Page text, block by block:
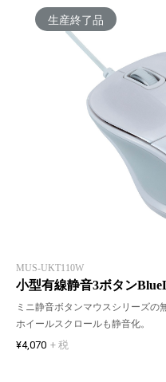
生産終了品
MUS-UKT110W
小型有線静音3ボタン
ミニ静音ボタンマウスシリーズの
ホイールスクロールも静音化。
¥4,070 + 税